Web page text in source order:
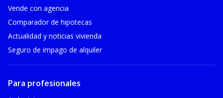
Vende con agencia
Comparador de hipotecas
Actualidad y noticias vivienda
Seguro de impago de alquiler
Para profesionales